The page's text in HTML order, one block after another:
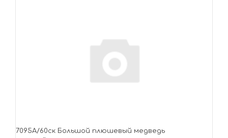
7095А/60ск Большой плюшевый медведь